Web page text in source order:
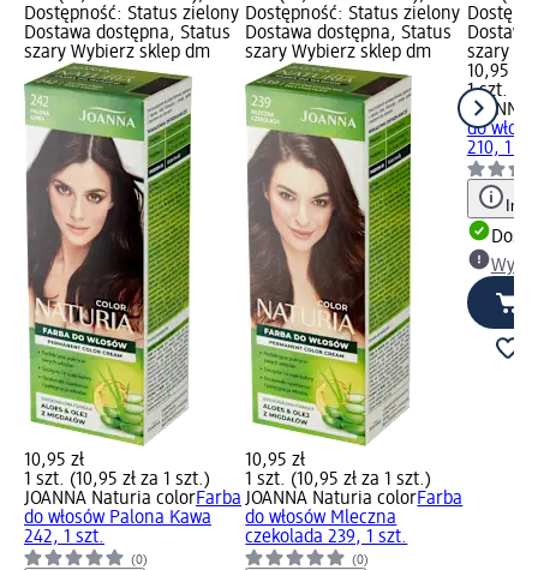
Dostępność: Status zielony
Dostawa dostępna, Status
szary Wybierz sklep dm
10,95 zł
1 szt. (10,95 zł za 1 szt.)
JOANNA Naturia colorFarba
do włosów Palona Kawa
242, 1 szt.
(0)
Dostępność: Status zielony
Dostawa dostępna, Status
szary Wybierz sklep dm
10,95 zł
1 szt. (10,95 zł za 1 szt.)
JOANNA Naturia colorFarba
do włosów Mleczna
czekolada 239, 1 szt.
(0)
szary
10,95 zł
1 szt.
do
210, 1